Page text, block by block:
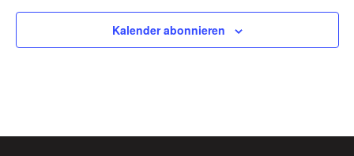
September
2025
Veranstaltungen
diesem
September
2025
Veranstaltungen
diesem
September
2025
Veranstaltungen
diesem
September
2025
Veranstaltungen
diesem
September
2025
Veranstaltungen
diesem
September
2025
Veranstaltungen
diesem
September
2025
Veranstaltungen
diesem
Kalender abonnieren